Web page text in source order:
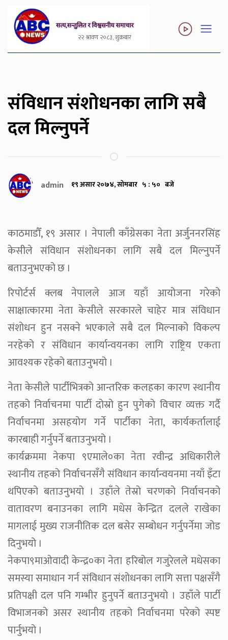
२२ श्रावण २०८३, शुक्रबार
संविधान संशोधनका लागि सबै
दल मिल्नुपर्ने
admin १९ असार २०७४, सोमबार ५ : ५० बजे
काठमाडौँ, १९ असार । नेपाली काँग्रेसका नेता अर्जुननरसिंह
केसीले संविधान संशोधनका लागि सबै दल मिल्नुपर्ने
बताउनुभएको छ ।
रिपोर्टर्स क्लब नेपालले आज यहाँ आयोजना गरेको
साक्षात्कारमा नेता केसीले सरकारले चाहेर मात्र संविधान
संशोधन हुन नसक्ने भएकाले सबै दल मिल्नाको विकल्प
नरहेको र संविधान कार्यान्वयनका लागि राष्ट्रिय एकता
आवश्यक रहेको बताउनुभयो ।
नेता केसीले पार्टीभित्रको आन्तरिक कलहका कारण स्थानीय
तहको निर्वाचनमा पार्टी दोस्रो हुन पुगेको विचार व्यक्त गर्दै
निर्वाचनमा असहयोग गर्ने पार्टीका नेता, कार्यकर्तालाई
कारबाही गर्नुपर्ने बताउनुभयो ।
कार्यक्रममा नेकपा ९एमाले०का नेता रवीन्द्र अधिकारीले
स्थानीय तहको निर्वाचनसँगै संविधान कार्यान्वयनमा नयाँ इँटा
थपिएको बताउनुभयो । उहाँले तेस्रो चरणको निर्वाचनको
वातावरण बनाउनका लागि मधेस केन्द्रित दलले राखेका
मागलाई मुख्य राजनीतिक दल बसेर सम्बोधन गर्नुपर्नेमा जोड
दिनुभयो ।
नेकपा९माओवादी केन्द्र०का नेता हरिबोल गजुरेलले मधेसका
समस्या समाधान गर्न संविधान संशोधनका लागि सत्ता पक्षसँगै
प्रतिपक्षी दल पनि गम्भीर हुनुपर्ने बताउनुभयो । उहाँले पार्टी
विभाजनको असर स्थानीय तहको निर्वाचनमा परेको स्पष्ट
पार्नुभयो ।